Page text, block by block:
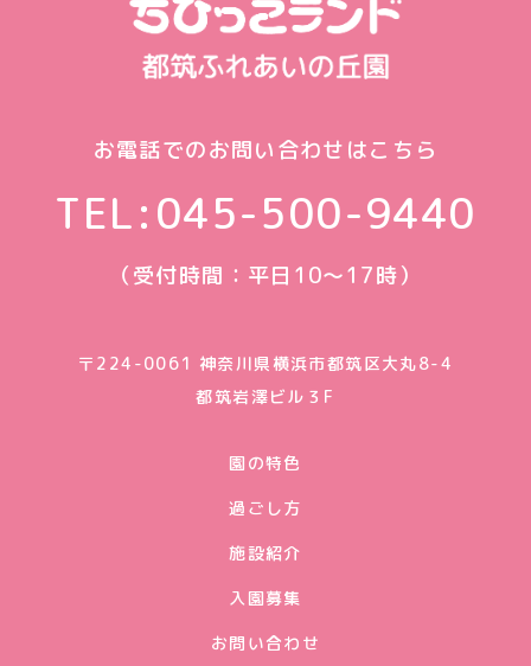
お電話でのお問い合わせはこちら
TEL:045-500-9440
（受付時間：平日10〜17時）
〒224-0061 神奈川県横浜市都筑区大丸8-4
都筑岩澤ビル３F
園の特色
過ごし方
施設紹介
入園募集
お問い合わせ